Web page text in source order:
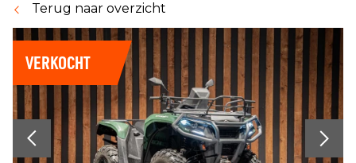
Terug naar overzicht
VERKOCHT